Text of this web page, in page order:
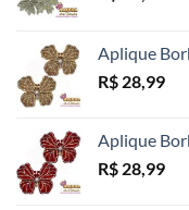
Aplique
R$ 28,99
Aplique
R$ 28,99